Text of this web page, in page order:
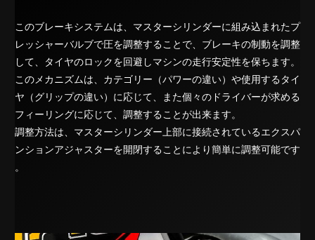
このブレーキシステムは、マスターシリンダーに組み込まれたプ
レッシャーバルブで圧を調整することで、ブレーキの制動を調整
して、タイヤのロックを回避しマシンの走行安定性を保ちます。
このメカニズムは、カテゴリー（パワーの違い）や使用するタイ
ヤ（グリップの違い）に応じて、また個々のドライバーが求める
フィーリングに応じて、調整することが出来ます。
調整方法は、マスターシリンダー上部に接続されているエクスパ
ンションアジャスターを開閉することにより簡単に調整可能です
。